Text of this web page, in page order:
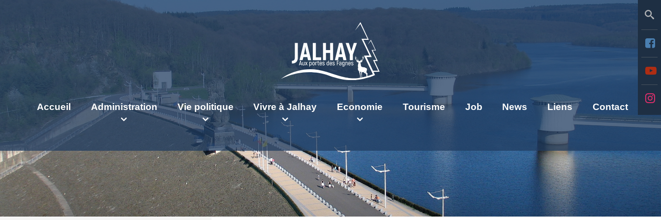
Accueil Administration Vie politique Vivre à Jalhay Economie Tourisme Job News Liens Contact